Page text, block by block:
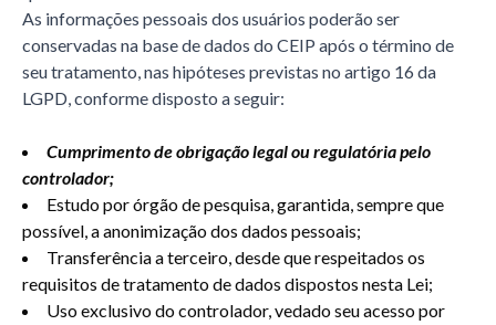
As informações pessoais dos usuários poderão ser
conservadas na base de dados do CEIP após o término de
seu tratamento, nas hipóteses previstas no artigo 16 da
LGPD, conforme disposto a seguir:
Cumprimento de obrigação legal ou regulatória pelo
controlador;
Estudo por órgão de pesquisa, garantida, sempre que
possível, a anonimização dos dados pessoais;
Transferência a terceiro, desde que respeitados os
requisitos de tratamento de dados dispostos nesta Lei;
Uso exclusivo do controlador, vedado seu acesso por